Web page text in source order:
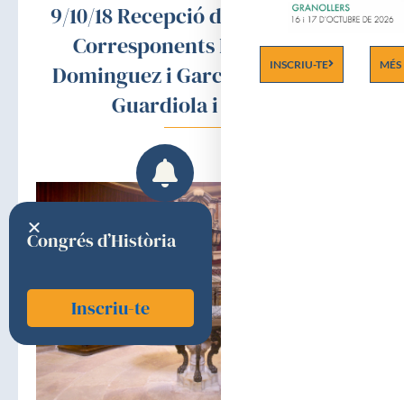
9/10/18 Recepció d’Acadèmiques
Corresponents Dra. Àngela
Dominguez i García i Dra. Elena
Guardiola i Pereira
Congrés d’Història
Inscriu-te
INSCRIU-TE